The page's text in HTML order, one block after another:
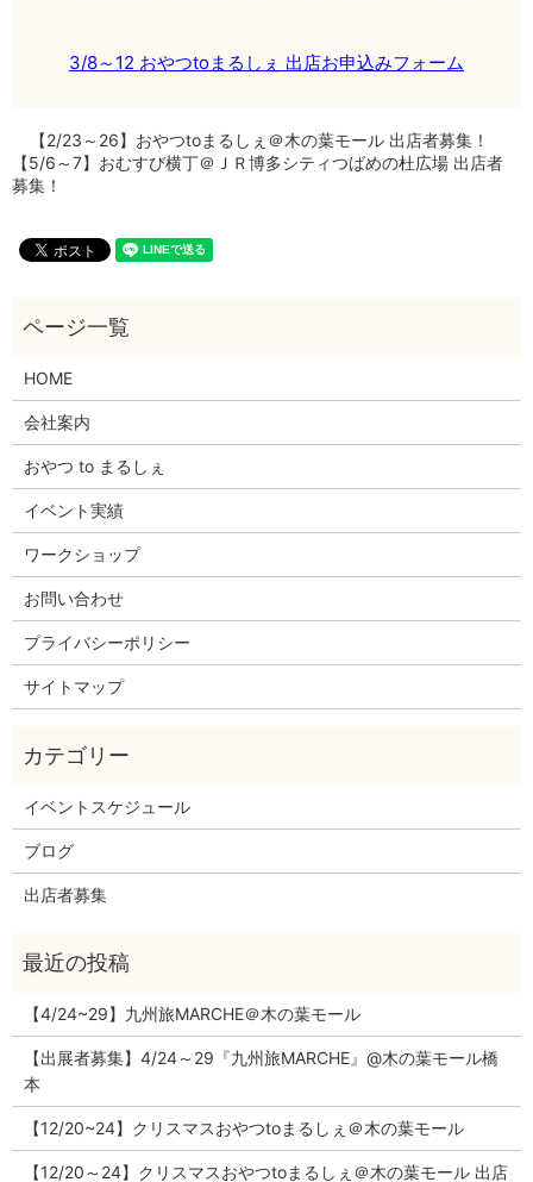
3/8～12 おやつtoまるしぇ 出店お申込みフォーム
【2/23～26】おやつtoまるしぇ＠木の葉モール 出店者募集！
【5/6～7】おむすび横丁＠ＪＲ博多シティつばめの杜広場 出店者
募集！
HOME
会社案内
おやつ to まるしぇ
イベント実績
ワークショップ
お問い合わせ
プライバシーポリシー
サイトマップ
イベントスケジュール
ブログ
出店者募集
【4/24~29】九州旅MARCHE＠木の葉モール
【出展者募集】4/24～29『九州旅MARCHE』@木の葉モール橋
本
【12/20~24】クリスマスおやつtoまるしぇ＠木の葉モール
【12/20～24】クリスマスおやつtoまるしぇ＠木の葉モール 出店